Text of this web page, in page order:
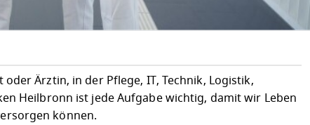
Ärztin, in der Pflege, IT, Technik, Logistik,
Heilbronn ist jede Aufgabe wichtig, damit wir Leben
können.